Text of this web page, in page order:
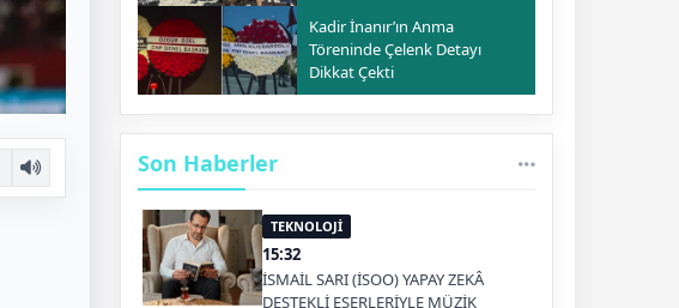
Kadir İnanır’ın Anma
Töreninde Çelenk Detayı
Dikkat Çekti
Son Haberler
TEKNOLOJİ
15:32
İSMAİL SARI (İSOO) YAPAY ZEKÂ
DESTEKLİ ESERLERİYLE MÜZİK